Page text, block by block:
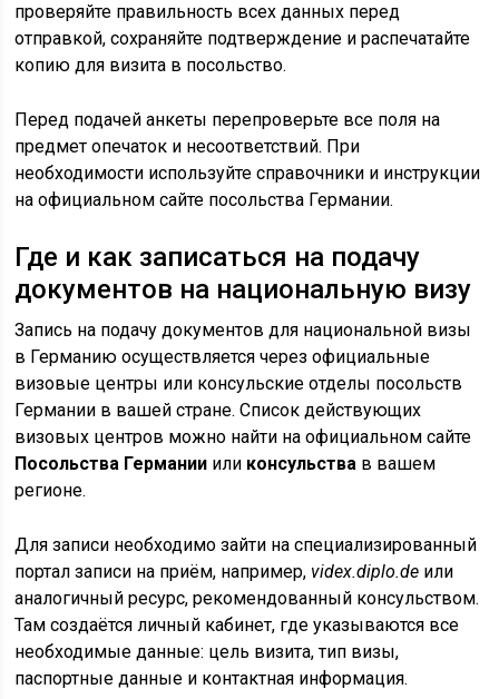
проверяйте правильность всех данных перед
отправкой, сохраняйте подтверждение и распечатайте
копию для визита в посольство.
Перед подачей анкеты перепроверьте все поля на
предмет опечаток и несоответствий. При
необходимости используйте справочники и инструкции
на официальном сайте посольства Германии.
Где и как записаться на подачу
документов на национальную визу
Запись на подачу документов для национальной визы
в Германию осуществляется через официальные
визовые центры или консульские отделы посольств
Германии в вашей стране. Список действующих
визовых центров можно найти на официальном сайте
Посольства Германии или консульства в вашем
регионе.
Для записи необходимо зайти на специализированный
портал записи на приём, например, videx.diplo.de или
аналогичный ресурс, рекомендованный консульством.
Там создаётся личный кабинет, где указываются все
необходимые данные: цель визита, тип визы,
паспортные данные и контактная информация.